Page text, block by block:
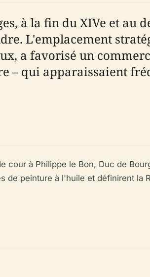
à la fin du XIVe et au
L'emplacement
a favorisé un
– qui apparaissaient
cour à Philippe le Bon, Duc de
peinture à l'huile et définirent la